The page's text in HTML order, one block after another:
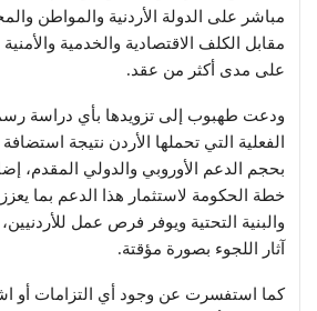
مباشر على الدولة الأردنية والمواطن
مقابل الكلف الاقتصادية والخدمية
على مدى أكثر من عقد.
ودعت طهبوب إلى تزويدها بأي دراسة
الفعلية التي تحملها الأردن نتيجة استضافة
بحجم الدعم الأوروبي والدولي المقدم،
خطة الحكومة لاستثمار هذا الدعم بما
والبنية التحتية ويوفر فرص عمل للأردنيين،
آثار اللجوء بصورة مؤقتة.
كما استفسرت عن وجود أي التزامات أو